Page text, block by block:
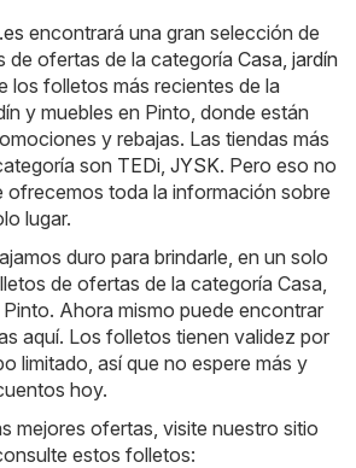
encontrará una gran selección de
ofertas de la categoría Casa, jardín
los folletos más recientes de la
y muebles en Pinto, donde están
y rebajas. Las tiendas más
son TEDi JYSK. Pero eso no
ofrecemos toda la información sobre
lugar.
duro para brindarle, en un solo
de ofertas de la categoría Casa,
Ahora mismo puede encontrar
aquí. Los folletos tienen validez por
limitado, así que no espere más y
hoy.
mejores ofertas, visite nuestro sitio
estos folletos: